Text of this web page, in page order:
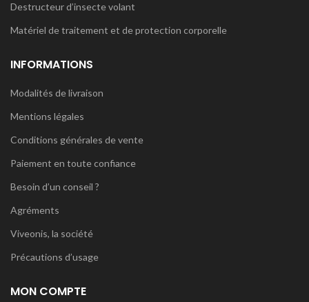
Destructeur d’insecte volant
Matériel de traitement et de protection corporelle
INFORMATIONS
Modalités de livraison
Mentions légales
Conditions générales de vente
Paiement en toute confiance
Besoin d’un conseil ?
Agréments
Viveonis, la société
Précautions d’usage
MON COMPTE